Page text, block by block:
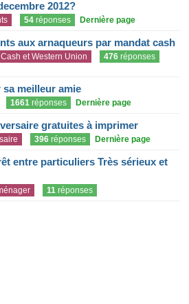
2012?
54 réponses Dernière page
aux arnaqueurs par mandat cash
et Western Union 476 réponses
meilleur amie
1661 réponses Dernière page
gratuites à imprimer
396 réponses Dernière page
entre particuliers Très sérieux et
11 réponses